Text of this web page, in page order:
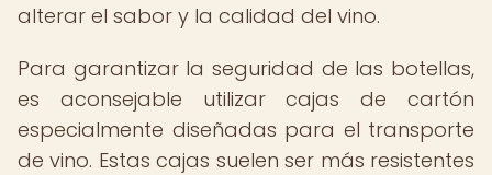
alterar el sabor y la calidad del vino.
Para garantizar la seguridad de las botellas,
es aconsejable utilizar cajas de cartón
especialmente diseñadas para el transporte
de vino. Estas cajas suelen ser más resistentes